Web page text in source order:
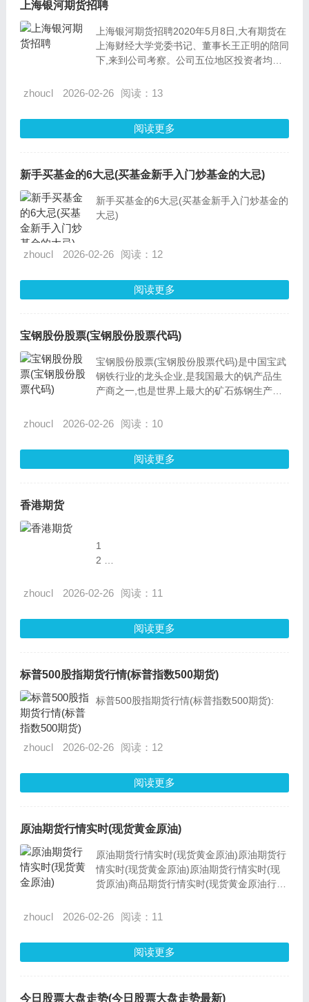
上海银河期货招聘
上海银河期货招聘2020年5月8日,大有期货在
上海财经大学党委书记、董事长王正明的陪同
下,来到公司考察。公司五位地区投资者均
聘年龄上来说,约11岁。5月5日,银河期货离
前半个月到达。
zhoucl 2026-02-26 阅读：13
阅读更多
新手买基金的6大忌(买基金新手入门炒基金的大忌)
新手买基金的6大忌(买基金新手入门炒基金的
大忌)
zhoucl 2026-02-26 阅读：12
阅读更多
宝钢股份股票(宝钢股份股票代码)
宝钢股份股票(宝钢股份股票代码)是中国宝武
钢铁行业的龙头企业,是我国最大的钒产品生
产商之一,也是世界上最大的矿石炼钢生产商
zhoucl 2026-02-26 阅读：10
阅读更多
香港期货
1
2
4
6
10
zhoucl 2026-02-26 阅读：11
阅读更多
标普500股指期货行情(标普指数500期货)
标普500股指期货行情(标普指数500期货):
zhoucl 2026-02-26 阅读：12
阅读更多
原油期货行情实时(现货黄金原油)
原油期货行情实时(现货黄金原油)原油期货行
情实时(现货黄金原油)原油期货行情实时(现
货原油)商品期货行情实时(现货黄金原油行
宗商品期货行情实时(现货黄金原油行情)黄金
情实时(现货黄金原油行情)
zhoucl 2026-02-26 阅读：11
阅读更多
今日股票大盘走势(今日股票大盘走势最新)